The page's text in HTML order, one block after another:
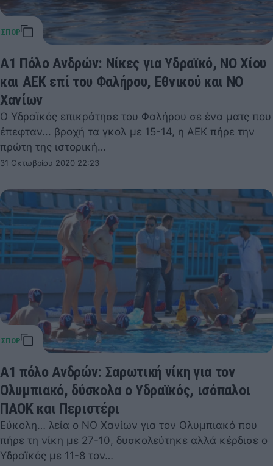
Α1 Πόλο Ανδρών: Νίκες για Υδραϊκό, ΝΟ Χίου
και ΑΕΚ επί του Φαλήρου, Εθνικού και ΝΟ
Χανίων
Ο Υδραϊκός επικράτησε του Φαλήρου σε ένα ματς που
έπεφταν... βροχή τα γκολ με 15-14, η ΑΕΚ πήρε την
πρώτη της ιστορική…
31 Οκτωβρίου 2020 22:23
Α1 πόλο Ανδρών: Σαρωτική νίκη για τον
Ολυμπιακό, δύσκολα ο Υδραϊκός, ισόπαλοι
ΠΑΟΚ και Περιστέρι
Εύκολη… λεία ο ΝΟ Χανίων για τον Ολυμπιακό που
πήρε τη νίκη με 27-10, δυσκολεύτηκε αλλά κέρδισε ο
Υδραϊκός με 11-8 τον…